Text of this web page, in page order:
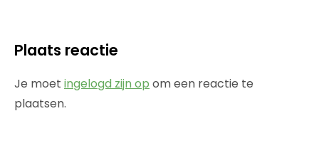
Plaats reactie
Je moet ingelogd zijn op om een reactie te
plaatsen.